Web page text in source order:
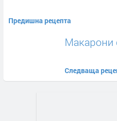
Предишна рецепта
Макарони
Следваща